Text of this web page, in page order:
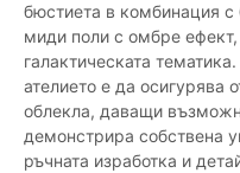
бюстиета в комбинация с
миди поли с омбре
галактическата
ателието е да осигурява
облекла, даващи
демонстрира собствена
ръчната изработка и